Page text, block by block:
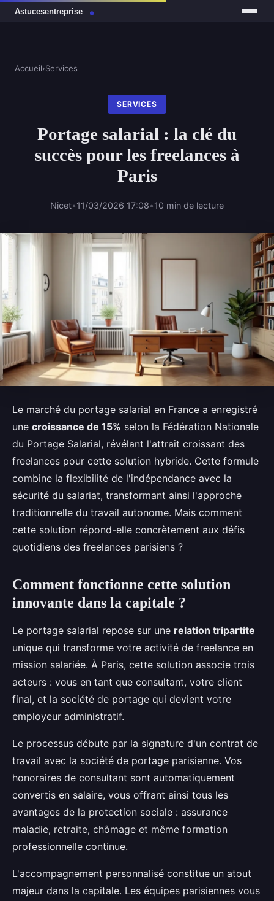
Accueil›Services
SERVICES
Portage salarial : la clé du
succès pour les freelances à
Paris
Nicet•11/03/2026 17:08•10 min de lecture
Le marché du portage salarial en France a enregistré
une croissance de 15% selon la Fédération Nationale
du Portage Salarial, révélant l'attrait croissant des
freelances pour cette solution hybride. Cette formule
combine la flexibilité de l'indépendance avec la
sécurité du salariat, transformant ainsi l'approche
traditionnelle du travail autonome. Mais comment
cette solution répond-elle concrètement aux défis
quotidiens des freelances parisiens ?
Comment fonctionne cette solution
innovante dans la capitale ?
Le portage salarial repose sur une relation tripartite
unique qui transforme votre activité de freelance en
mission salariée. À Paris, cette solution associe trois
acteurs : vous en tant que consultant, votre client
final, et la société de portage qui devient votre
employeur administratif.
Le processus débute par la signature d'un contrat de
travail avec la société de portage parisienne. Vos
honoraires de consultant sont automatiquement
convertis en salaire, vous offrant ainsi tous les
avantages de la protection sociale : assurance
maladie, retraite, chômage et même formation
professionnelle continue.
L'accompagnement personnalisé constitue un atout
majeur dans la capitale. Les équipes parisiennes vous